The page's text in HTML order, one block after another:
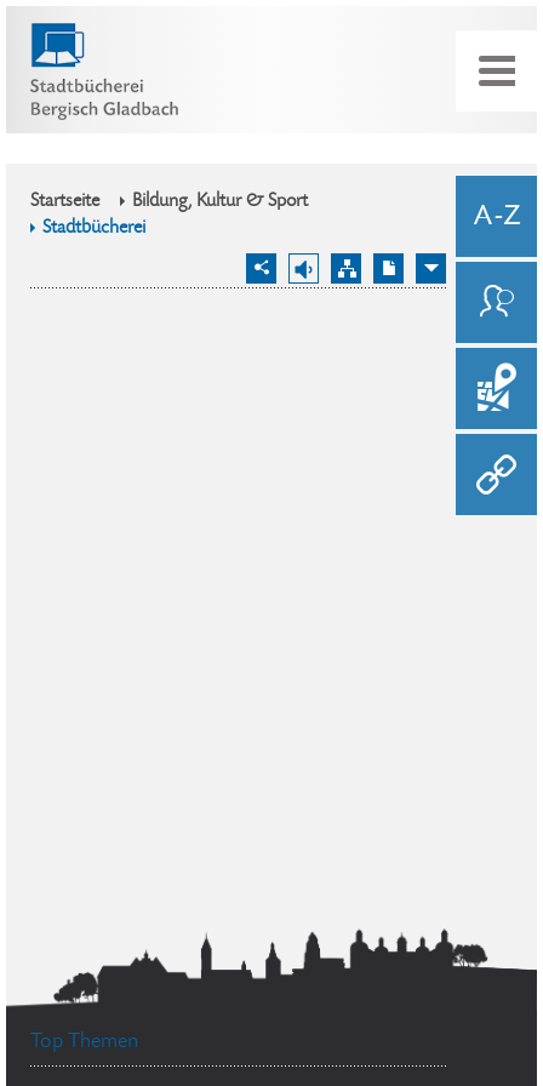
Startseite
Bildung, Kultur & Sport
Stadtbücherei
Top Themen